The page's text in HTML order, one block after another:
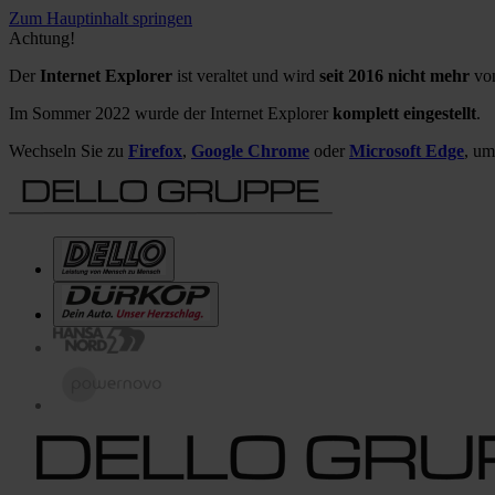
Zum Hauptinhalt springen
Achtung!
Der Internet Explorer ist veraltet und wird seit 2016 nicht mehr
Im Sommer 2022 wurde der Internet Explorer komplett eingestellt.
Wechseln Sie zu Firefox, Google Chrome oder Microsoft Edge,